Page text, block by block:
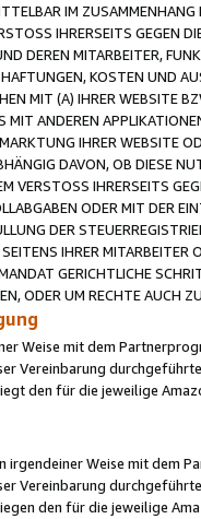
IM
IHRERSEITS GEGEN
DEREN MITARBEITER,
KOSTEN UND
MIT (A) IHRER WEBSITE
MIT ANDEREN
IHRER WEBSITE
DAVON, OB DIESE
VERSTOSS IHRERSEITS
ODER MIT DER
DER
IHRER
GERICHTLICHE
ODER UM RECHTE AUCH
Weise mit dem
Vereinbarung
den für die jeweilige
Weise mit dem
Vereinbarung
den für die jeweilige